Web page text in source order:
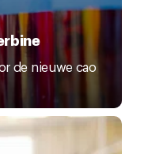
de nieuwe cao